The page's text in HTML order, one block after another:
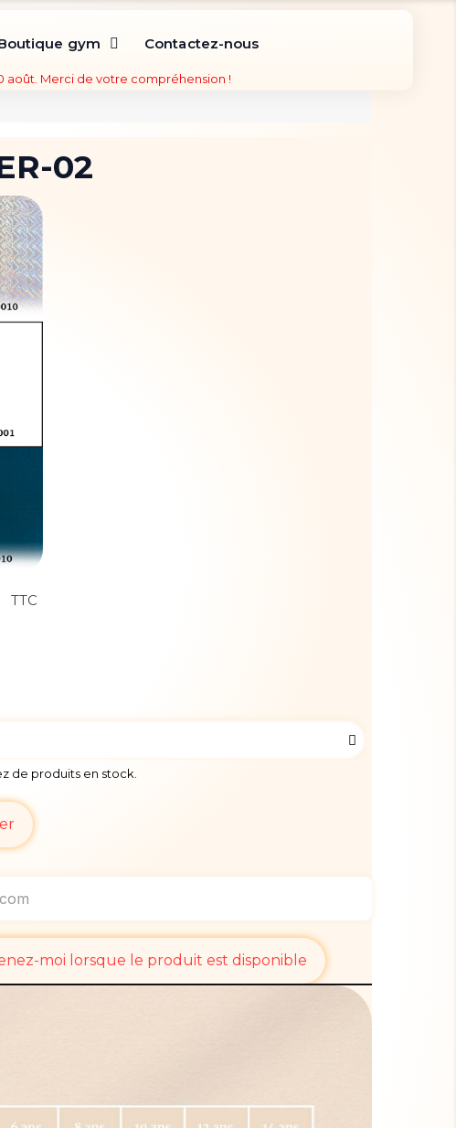
gym Contactez-nous
août. Merci de votre compréhension !
02
TTC
de produits en stock.
moi lorsque le produit est disponible